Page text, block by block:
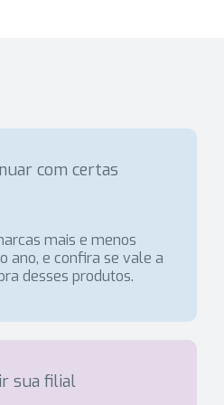
com certas
mais e menos
ano, e confira se vale a
desses produtos.
sua filial